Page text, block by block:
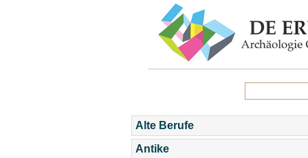
Alte Berufe
Antike